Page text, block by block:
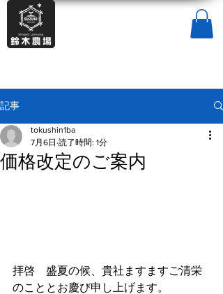
記事
価格改定のご案内
tokushin1ba
7月6日 読了時間: 1分
拝啓　盛夏の候、貴社ますますご清栄
のこととお慶び申し上げます。